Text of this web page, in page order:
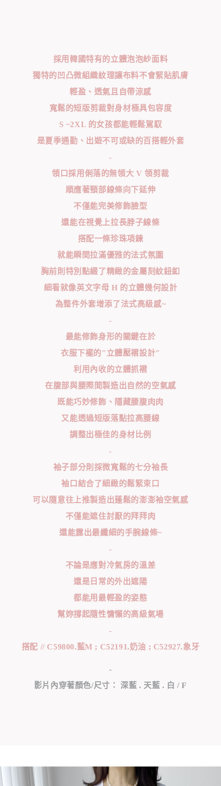
採用韓國特有的立體泡泡紗面料
獨特的凹凸微組織紋理讓布料不會緊貼肌膚
輕盈、透氣且自帶涼感
寬鬆的短版剪裁對身材極具包容度
S ~2XL 的女孩都能輕鬆駕馭
是夏季通勤、出遊不可或缺的百搭輕外套
-
領口採用俐落的無領大 V 領剪裁
順應著頸部線條向下延伸
不僅能完美修飾臉型
還能在視覺上拉長脖子線條
搭配一條珍珠項鍊
就能瞬間拉滿優雅的法式氛圍
胸前則特別點綴了精緻的金屬刻紋鈕釦
細看就像英文字母 H 的立體幾何設計
為整件外套增添了法式高級感~
-
最能修飾身形的關鍵在於
衣服下襬的"立體壓褶設計"
利用內收的立體抓褶
在腹部與腰際間製造出自然的空氣感
既能巧妙修飾、隱藏腰腹肉肉
又能透過短版落點拉高腰線
調整出極佳的身材比例
-
袖子部分則採微寬鬆的七分袖長
袖口結合了細緻的鬆緊束口
可以隨意往上推製造出蓬鬆的澎澎袖空氣感
不僅能遮住討厭的拜拜肉
還能露出最纖細的手腕線條~
-
不論是應對冷氣房的溫差
還是日常的外出遮陽
都能用最輕盈的姿態
幫妳撐起隨性慵懶的高級氣場
-
搭配 // C59800.藍M ; C52191.奶油 ; C52927.象牙
-
影片內穿著顏色/尺寸： 深藍 . 天藍 . 白 / F